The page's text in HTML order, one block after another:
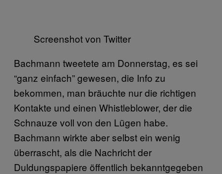
Screenshot von Twitter
Bachmann tweetete am Donnerstag, es sei
“ganz einfach” gewesen, die Info zu
bekommen, man bräuchte nur die richtigen
Kontakte und einen Whistleblower, der die
Schnauze voll von den Lügen habe.
Bachmann wirkte aber selbst ein wenig
überrascht, als die Nachricht der
Duldungspapiere öffentlich bekanntgegeben